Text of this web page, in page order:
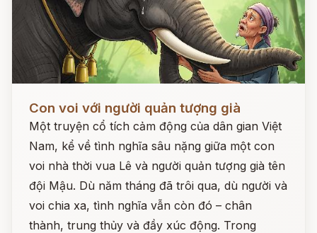
Con voi với người quản tượng già
Một truyện cổ tích cảm động của dân gian Việt
Nam, kể về tình nghĩa sâu nặng giữa một con
voi nhà thời vua Lê và người quản tượng già tên
đội Mậu. Dù năm tháng đã trôi qua, dù người và
voi chia xa, tình nghĩa vẫn còn đó – chân
thành, trung thủy và đầy xúc động. Trong